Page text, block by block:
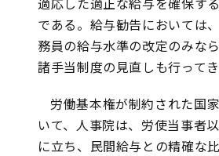
である。給与勧告においては
務員の給与水準の改定のみな
諸手当制度の見直しも行ってき
労働基本権が制約された国
いて、人事院は、労使当事者
に立ち、民間給与との精確な